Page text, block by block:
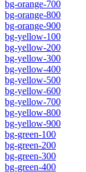
bg-orange-700
bg-orange-800
bg-orange-900
bg-yellow-100
bg-yellow-200
bg-yellow-300
bg-yellow-400
bg-yellow-500
bg-yellow-600
bg-yellow-700
bg-yellow-800
bg-yellow-900
bg-green-100
bg-green-200
bg-green-300
bg-green-400